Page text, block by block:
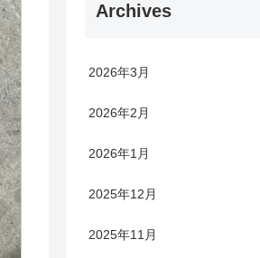
Archives
2026年3月
2026年2月
2026年1月
2025年12月
2025年11月